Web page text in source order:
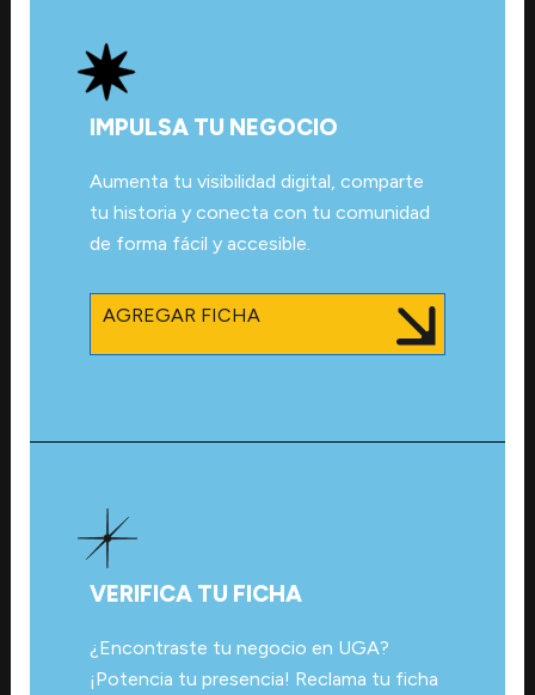
IMPULSA TU NEGOCIO
Aumenta tu visibilidad digital, comparte
tu historia y conecta con tu comunidad
de forma fácil y accesible.
AGREGAR FICHA
VERIFICA TU FICHA
¿Encontraste tu negocio en UGA?
¡Potencia tu presencia! Reclama tu ficha